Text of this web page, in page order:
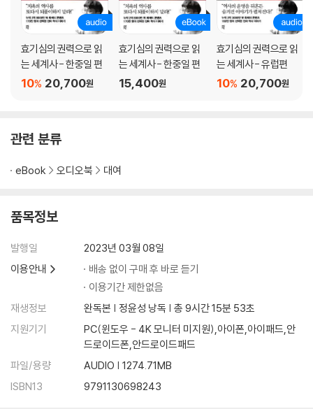
효기심의 권력으로 읽
는 세계사 - 한중일 편
20,700원
10%
효기심의 권력으로 읽
는 세계사 - 한중일 편
15,400원
효기심의 권력으로 읽
는 세계사 - 유럽편
20,700원
10%
관련 분류
eBook 오디오북 대여
품목정보
발행일
2023년 03월 08일
이용안내
배송 없이 구매 후 바로 듣기
이용기간 제한없음
재생정보
완독본 | 정윤성 낭독 | 총 9시간 15분 53초
지원기기
PC(윈도우 - 4K 모니터 미지원),아이폰,아이패드,안
드로이드폰,안드로이드패드
파일/용량
AUDIO | 1274.71MB
ISBN13
9791130698243